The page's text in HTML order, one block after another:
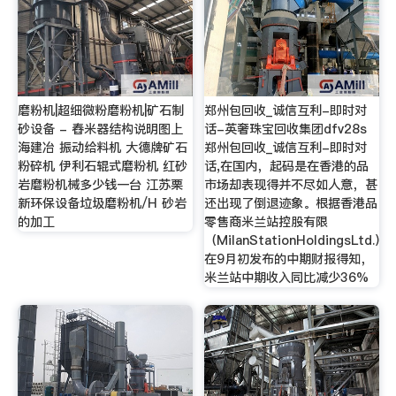
磨粉机|超细微粉磨粉机|矿石制
砂设备 - 舂米器结构说明图上
海建冶 振动给料机 大德牌矿石
粉碎机 伊利石辊式磨粉机 红砂
岩磨粉机械多少钱一台 江苏栗
新环保设备垃圾磨粉机/H 砂岩
的加工
郑州包回收_诚信互利-即时对
话-英奢珠宝回收集团dfv28s
郑州包回收_诚信互利-即时对
话,在国内，起码是在香港的品
市场却表现得并不尽如人意，甚
还出现了倒退迹象。根据香港品
零售商米兰站控股有限
（MilanStationHoldingsLtd.）
在9月初发布的中期财报得知，
米兰站中期收入同比减少36%